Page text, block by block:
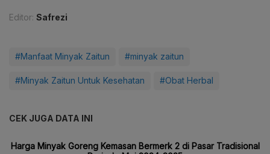
Editor: Safrezi
#Manfaat Minyak Zaitun #minyak zaitun
#Minyak Zaitun Untuk Kesehatan #Obat Herbal
CEK JUGA DATA INI